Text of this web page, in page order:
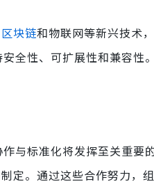
区块链和物联网等新兴技术
全性、可扩展性和兼容
与标准化将发挥至关重
定。通过这些合作努力，